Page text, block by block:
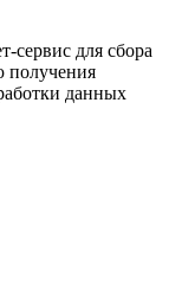
сервис для сбора
получения
данных